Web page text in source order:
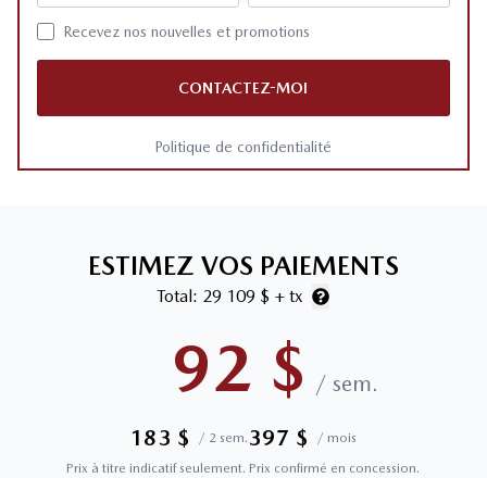
Recevez nos nouvelles et promotions
CONTACTEZ-MOI
Politique de confidentialité
ESTIMEZ VOS PAIEMENTS
Total: 29 109 $ + tx
92 $ / sem.
183 $ / 2 sem. 397 $ / mois
Prix à titre indicatif seulement. Prix confirmé en concession.